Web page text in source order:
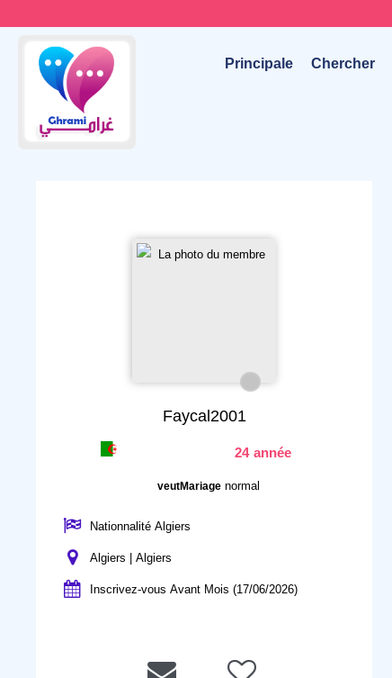
Principale Chercher
Faycal2001
24 année
veutMariagenormal
Nationnalité Algiers
Algiers | Algiers
Inscrivez-vous Avant Mois (17/06/2026)